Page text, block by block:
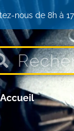
nous de 8h à
Accueil